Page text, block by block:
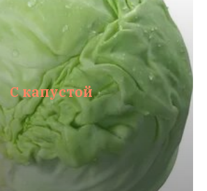
С капустой